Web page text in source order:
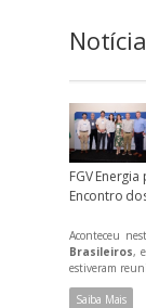
r
g
i
FGV
Encontro
Aconteceu
Brasileiros,
estiveram
Saiba Mais